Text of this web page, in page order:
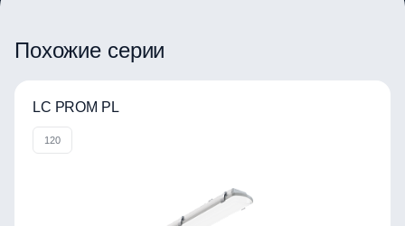
Похожие серии
LC PROM PL
120